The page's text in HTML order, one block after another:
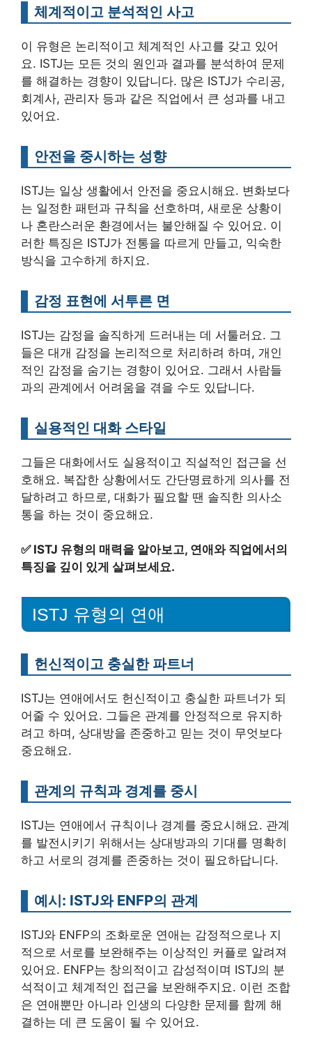
체계적이고 분석적인 사고
이 유형은 논리적이고 체계적인 사고를 갖고 있어
요. ISTJ는 모든 것의 원인과 결과를 분석하여 문제
를 해결하는 경향이 있답니다. 많은 ISTJ가 수리공,
회계사, 관리자 등과 같은 직업에서 큰 성과를 내고
있어요.
안전을 중시하는 성향
ISTJ는 일상 생활에서 안전을 중요시해요. 변화보다
는 일정한 패턴과 규칙을 선호하며, 새로운 상황이
나 혼란스러운 환경에서는 불안해질 수 있어요. 이
러한 특징은 ISTJ가 전통을 따르게 만들고, 익숙한
방식을 고수하게 하지요.
감정 표현에 서투른 면
ISTJ는 감정을 솔직하게 드러내는 데 서툴러요. 그
들은 대개 감정을 논리적으로 처리하려 하며, 개인
적인 감정을 숨기는 경향이 있어요. 그래서 사람들
과의 관계에서 어려움을 겪을 수도 있답니다.
실용적인 대화 스타일
그들은 대화에서도 실용적이고 직설적인 접근을 선
호해요. 복잡한 상황에서도 간단명료하게 의사를 전
달하려고 하므로, 대화가 필요할 땐 솔직한 의사소
통을 하는 것이 중요해요.
✅ ISTJ 유형의 매력을 알아보고, 연애와 직업에서의
특징을 깊이 있게 살펴보세요.
ISTJ 유형의 연애
헌신적이고 충실한 파트너
ISTJ는 연애에서도 헌신적이고 충실한 파트너가 되
어줄 수 있어요. 그들은 관계를 안정적으로 유지하
려고 하며, 상대방을 존중하고 믿는 것이 무엇보다
중요해요.
관계의 규칙과 경계를 중시
ISTJ는 연애에서 규칙이나 경계를 중요시해요. 관계
를 발전시키기 위해서는 상대방과의 기대를 명확히
하고 서로의 경계를 존중하는 것이 필요하답니다.
예시: ISTJ와 ENFP의 관계
ISTJ와 ENFP의 조화로운 연애는 감정적으로나 지
적으로 서로를 보완해주는 이상적인 커플로 알려져
있어요. ENFP는 창의적이고 감성적이며 ISTJ의 분
석적이고 체계적인 접근을 보완해주지요. 이런 조합
은 연애뿐만 아니라 인생의 다양한 문제를 함께 해
결하는 데 큰 도움이 될 수 있어요.